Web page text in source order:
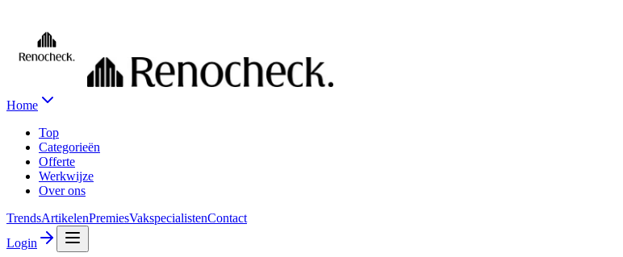
Home
Top
Categorieën
Offerte
Werkwijze
Over ons
TrendsArtikelenPremiesVakspecialistenContact
Login